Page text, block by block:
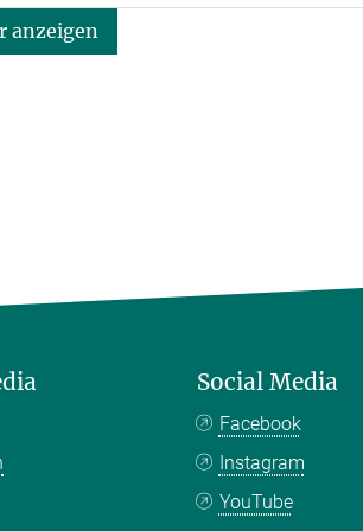
anzeigen
Social Media
Facebook
Instagram
YouTube